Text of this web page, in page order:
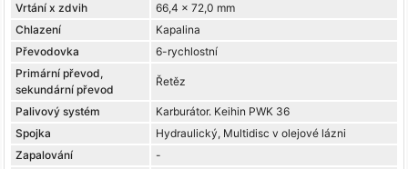
Vrtání x zdvih
66,4 x 72,0 mm
Chlazení
Kapalina
Převodovka
6-rychlostní
Primární převod,
sekundární převod
Řetěz
Palivový systém
Karburátor. Keihin PWK 36
Spojka
Hydraulický, Multidisc v olejové lázni
Zapalování
-